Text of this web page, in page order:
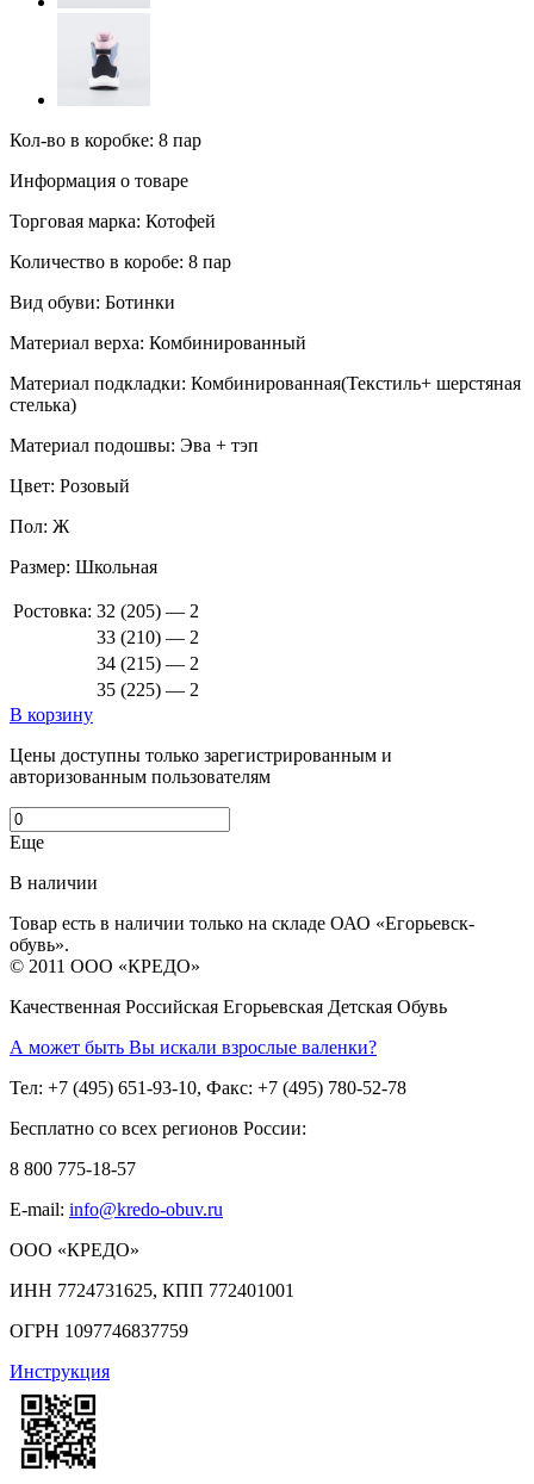
Кол-во в коробке: 8 пар
Информация о товаре
Торговая марка: Котофей
Количество в коробе: 8 пар
Вид обуви: Ботинки
Материал верха: Комбинированный
Материал подкладки: Комбинированная(Текстиль+ шерстяная
стелька)
Материал подошвы: Эва + тэп
Цвет: Розовый
Пол: Ж
Размер: Школьная
Ростовка: 32 (205) — 2
33 (210) — 2
34 (215) — 2
35 (225) — 2
В корзину
Цены доступны только зарегистрированным и
авторизованным пользователям
Еще
В наличии
Товар есть в наличии только на складе ОАО «Егорьевск-
обувь».
© 2011 ООО «КРЕДО»
Качественная Российская Егорьевская Детская Обувь
А может быть Вы искали взрослые валенки?
Тел: +7 (495) 651-93-10, Факс: +7 (495) 780-52-78
Бесплатно со всех регионов России:
8 800 775-18-57
E-mail: info@kredo-obuv.ru
ООО «КРЕДО»
ИНН 7724731625, КПП 772401001
ОГРН 1097746837759
Инструкция